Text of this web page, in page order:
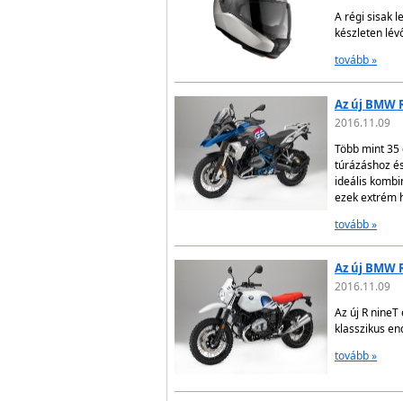
A régi sisak
készleten
tovább »
Az új BMW
2016.11.09
Több mint
túrázáshoz
ideális
ezek extrém
tovább »
Az új BMW
2016.11.09
Az új R
klasszikus
tovább »